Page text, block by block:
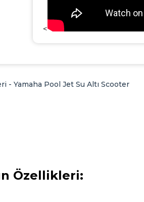
<
- Yamaha Pool Jet Su Altı Scooter
Özellikleri: